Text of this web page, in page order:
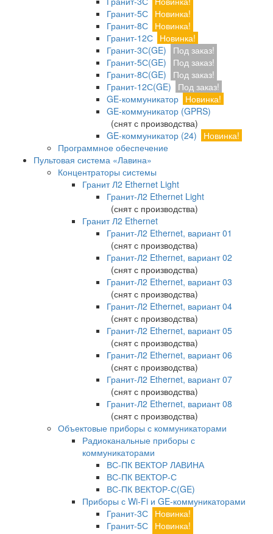
Гранит-5С Новинка!
Гранит-8С Новинка!
Гранит-12С Новинка!
Гранит-3С(GE)
Под заказ!
Гранит-5С(GE)
Под заказ!
Гранит-8С(GE)
Под заказ!
Гранит-12С(GE)
Под заказ!
GE-коммуникатор Новинка!
GE-коммуникатор (GPRS)
(снят с производства)
GE-коммуникатор (24)
Новинка!
Программное обеспечение
Пультовая система «Лавина»
Концентраторы системы
Гранит Л2 Ethernet Light
Гранит-Л2 Ethernet Light
(снят с производства)
Гранит Л2 Ethernet
Гранит-Л2 Ethernet, вариант 01
(снят с производства)
Гранит-Л2 Ethernet, вариант 02
(снят с производства)
Гранит-Л2 Ethernet, вариант 03
(снят с производства)
Гранит-Л2 Ethernet, вариант 04
(снят с производства)
Гранит-Л2 Ethernet, вариант 05
(снят с производства)
Гранит-Л2 Ethernet, вариант 06
(снят с производства)
Гранит-Л2 Ethernet, вариант 07
(снят с производства)
Гранит-Л2 Ethernet, вариант 08
(снят с производства)
Объектовые приборы с коммуникаторами
Радиоканальные приборы с
коммуникаторами
ВС-ПК ВЕКТОР ЛАВИНА
ВС-ПК ВЕКТОР-С
ВС-ПК ВЕКТОР-С(GE)
Приборы с Wi-Fi и GE-коммуникаторами
Гранит-3С Новинка!
Гранит-5С Новинка!